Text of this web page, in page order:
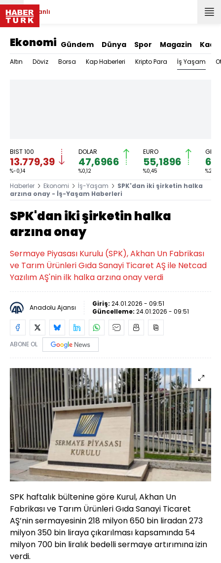
Canlı
Ekonomi Gündem Dünya Spor Magazin
Altın Döviz Borsa Kap Haberleri Kripto Para İş Yaşam
BIST 100
13.779,39
%-0,14
DOLAR
47,6966
%0,12
EURO
55,1896
%0,45 %2,59
Haberler Ekonomi İş-Yaşam
SPK'dan iki şirketin halka
arzına onay - İş-Yaşam Haberleri
SPK'dan iki şirketin halka
arzına onay
Sermaye Piyasası Kurulu (SPK), Akhan Un Fabrikası
ve Tarım Ürünleri Gıda Sanayi Ticaret AŞ ile Netcad
Yazılım AŞ'nin ilk halka arzına onay verdi
Anadolu Ajansı Giriş: 24.01.2026 - 09:51
Güncelleme: 24.01.2026 - 09:51
ABONE OL
SPK haftalık bültenine göre Kurul, Akhan Un
Fabrikası ve Tarım Ürünleri Gıda Sanayi Ticaret
AŞ’nin sermayesinin 218 milyon 650 bin liradan 273
milyon 350 bin liraya çıkarılması kapsamında 54
milyon 700 bin liralık bedelli sermaye artırımına izin
verdi.